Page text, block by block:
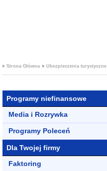
Strona Główna Ubezpieczenia turystyczne
Programy niefinansowe
Media i Rozrywka
Programy Poleceń
Dla Twojej firmy
Faktoring